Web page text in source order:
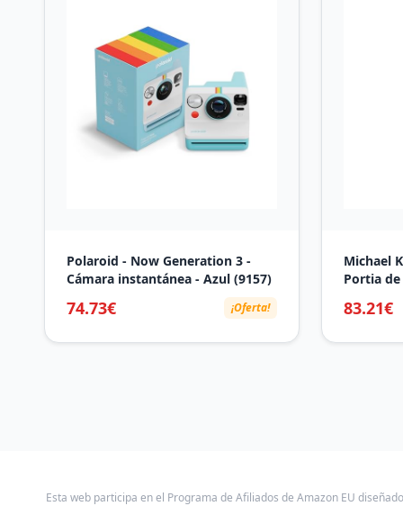
Polaroid - Now Generation 3 -
Cámara instantánea - Azul (9157)
74.73€ ¡Oferta!
Michael
Portia
MK4598
83.21€
Esta web participa en el Programa de Afiliados de Amazon EU